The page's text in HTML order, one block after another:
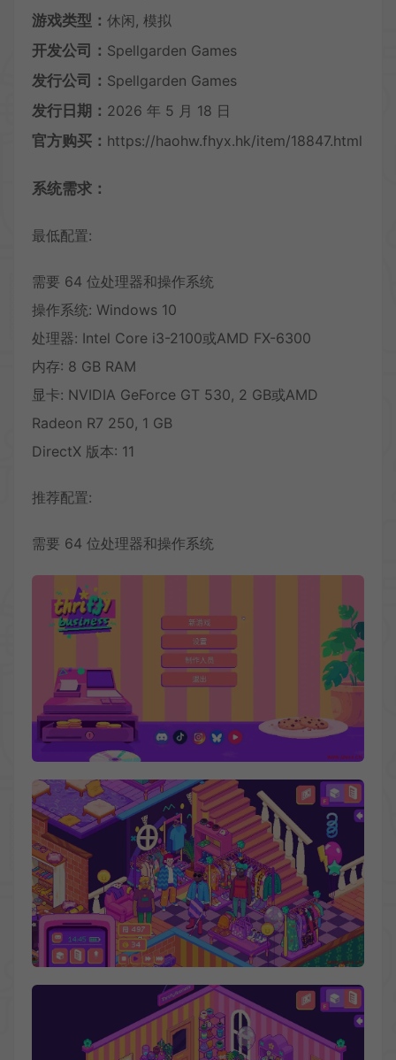
游戏类型： 休闲, 模拟
开发公司： Spellgarden Games
发行公司： Spellgarden Games
发行日期： 2026 年 5 月 18 日
官方购买： https://haohw.fhyx.hk/item/18847.html
系统需求：
最低配置:
需要 64 位处理器和操作系统
操作系统: Windows 10
处理器: Intel Core i3-2100或AMD FX-6300
内存: 8 GB RAM
显卡: NVIDIA GeForce GT 530, 2 GB或AMD
Radeon R7 250, 1 GB
DirectX 版本: 11
推荐配置:
需要 64 位处理器和操作系统